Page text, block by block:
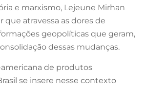
e marxismo, Lejeune Mirhan
que atravessa as dores de
geopolíticas que geram,
dessas mudanças.
de produtos
se insere nesse contexto